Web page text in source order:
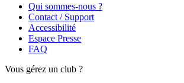
Qui sommes-nous ?
Contact / Support
Accessibilité
Espace Presse
FAQ
Vous gérez un club ?